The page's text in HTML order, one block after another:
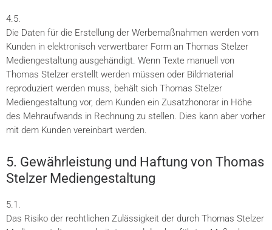
4.5.
Die Daten für die Erstellung der Werbemaßnahmen werden vom
Kunden in elektronisch verwertbarer Form an Thomas Stelzer
Mediengestaltung ausgehändigt. Wenn Texte manuell von
Thomas Stelzer erstellt werden müssen oder Bildmaterial
reproduziert werden muss, behält sich Thomas Stelzer
Mediengestaltung vor, dem Kunden ein Zusatzhonorar in Höhe
des Mehraufwands in Rechnung zu stellen. Dies kann aber vorher
mit dem Kunden vereinbart werden.
5. Gewährleistung und Haftung von Thomas
Stelzer Mediengestaltung
5.1.
Das Risiko der rechtlichen Zulässigkeit der durch Thomas Stelzer